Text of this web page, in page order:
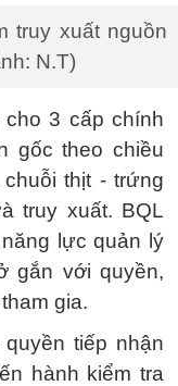
truy xuất nguồn
N.T)
3 cấp chính
gốc theo chiều
thịt - trứng
truy xuất. BQL
lực quản lý
gắn với quyền,
gia.
tiếp nhận
hành kiểm tra